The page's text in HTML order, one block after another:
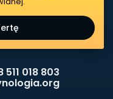
511 018 803